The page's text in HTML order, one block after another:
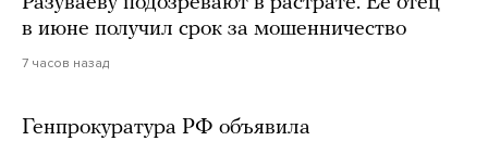
в июне получил срок за мошенничество
7 часов назад
Генпрокуратура РФ объявила